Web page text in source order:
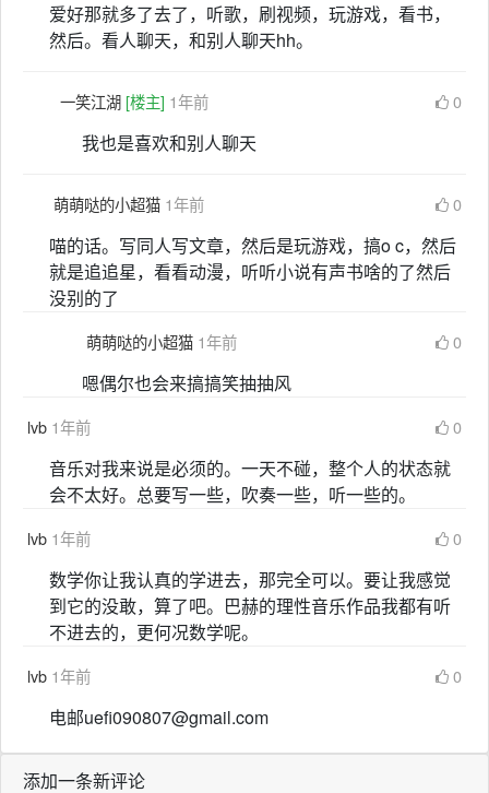
爱好那就多了去了，听歌，刷视频，玩游戏，看书，
然后。看人聊天，和别人聊天hh。
一笑江湖 [楼主] 1年前 0
我也是喜欢和别人聊天
萌萌哒的小超猫 1年前 0
喵的话。写同人写文章，然后是玩游戏，搞o c，然后
就是追追星，看看动漫，听听小说有声书啥的了然后
没别的了
萌萌哒的小超猫 1年前 0
嗯偶尔也会来搞搞笑抽抽风
lvb 1年前 0
音乐对我来说是必须的。一天不碰，整个人的状态就
会不太好。总要写一些，吹奏一些，听一些的。
lvb 1年前 0
数学你让我认真的学进去，那完全可以。要让我感觉
到它的没敢，算了吧。巴赫的理性音乐作品我都有听
不进去的，更何况数学呢。
lvb 1年前 0
电邮uefi090807@gmail.com
添加一条新评论